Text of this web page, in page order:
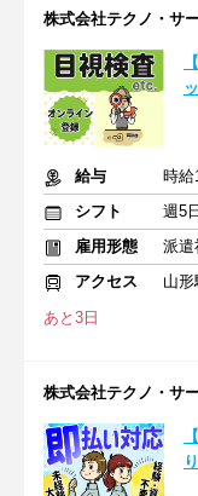
株式会社テクノ・サ
給与
時給
シフト
週5日
雇用形態
派遣
アクセス
山
あと3日
株式会社テクノ・サ